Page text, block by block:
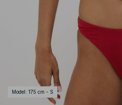
Model : 175 cm - S